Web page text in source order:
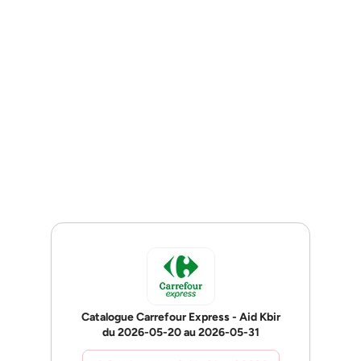
Catalogue Carrefour Express - Aid Kbir
du 2026-05-20 au 2026-05-31